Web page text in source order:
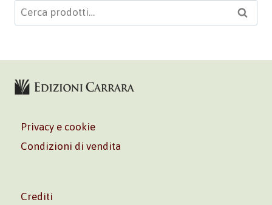
Cerca: Cerca
Privacy e cookie
Condizioni di vendita
Crediti